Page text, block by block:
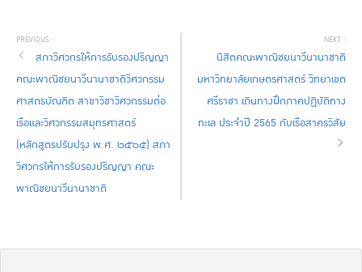
สภาวิศวกรให้การรับรองปริญญา
คณะพาณิชยนาวีนานาชาติวิศวกรรม
ศาสตรบัณฑิต สาขาวิชาวิศวกรรมต่อ
เรือและวิศวกรรมสมุทรศาสตร์
(หลักสูตรปรับปรุง พ.ศ. ๒๕๖๕) สภา
วิศวกรให้การรับรองปริญญา คณะ
พาณิชยนาวีนานาชาติ
นิสิตคณะพาณิชยนาวีนานาชาติ
มหาวิทยาลัยเกษตรศาสตร์ วิทยาเขต
ศรีราชา เดินทางฝึกภาคปฏิบัติทาง
ทะเล ประจำปี 2565 กับเรือสาครวิสัย